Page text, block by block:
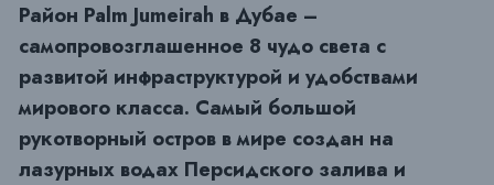
Район Palm Jumeirah в Дубае –
самопровозглашенное 8 чудо света с
развитой инфраструктурой и удобствами
мирового класса. Самый большой
рукотворный остров в мире создан на
лазурных водах Персидского залива и